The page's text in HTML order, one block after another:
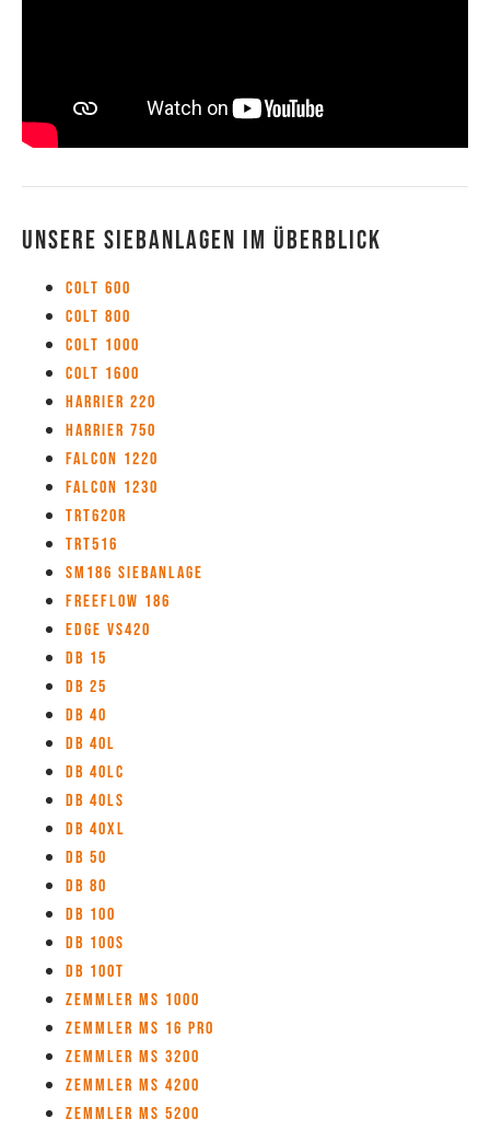
Unsere Siebanlagen im Überblick
Colt 600
Colt 800
Colt 1000
Colt 1600
Harrier 220
Harrier 750
Falcon 1220
Falcon 1230
TRT620R
TRT516
SM186 Siebanlage
Freeflow 186
Edge VS420
DB 15
DB 25
DB 40
DB 40L
DB 40LC
DB 40LS
DB 40XL
DB 50
DB 80
DB 100
DB 100S
DB 100T
Zemmler MS 1000
Zemmler MS 16 Pro
Zemmler MS 3200
Zemmler MS 4200
Zemmler MS 5200